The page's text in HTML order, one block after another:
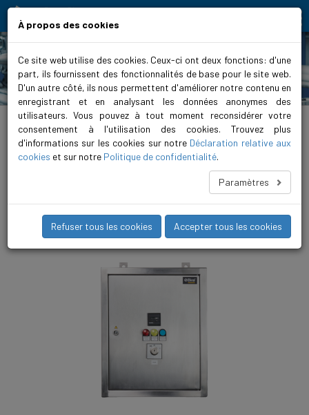
Produits
Home > Produits > Commandes > Évacuation des eaux usées > Commande EMP >
BS 5276 1P EMP 3.7 - 12A
Régulation de niveau pour un fonctionnement automatique
d’installations d’évacuation des eaux usées à 1 pompe jusqu’à
16A. La commande a été testée EMP (effets des impulsions
électromagnétique) et aux chocs conformément à BZS 08-303.
À propos des cookies
Ce site web utilise des cookies. Ceux-ci ont deux fonctions: d'une
part, ils fournissent des fonctionnalités de base pour le site web.
D'un autre côté, ils nous permettent d'améliorer notre contenu en
enregistrant et en analysant les données anonymes des
utilisateurs. Vous pouvez à tout moment reconsidérer votre
consentement à l'utilisation des cookies. Trouvez plus
d'informations sur les cookies sur notre Déclaration relative aux
cookies et sur notre Politique de confidentialité.
Paramètres
Refuser tous les cookies Accepter tous les cookies